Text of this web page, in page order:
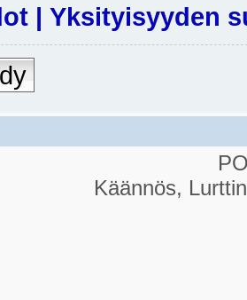
| Yksityisyyden
Käännös,